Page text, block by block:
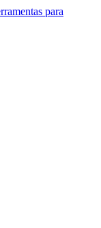
para